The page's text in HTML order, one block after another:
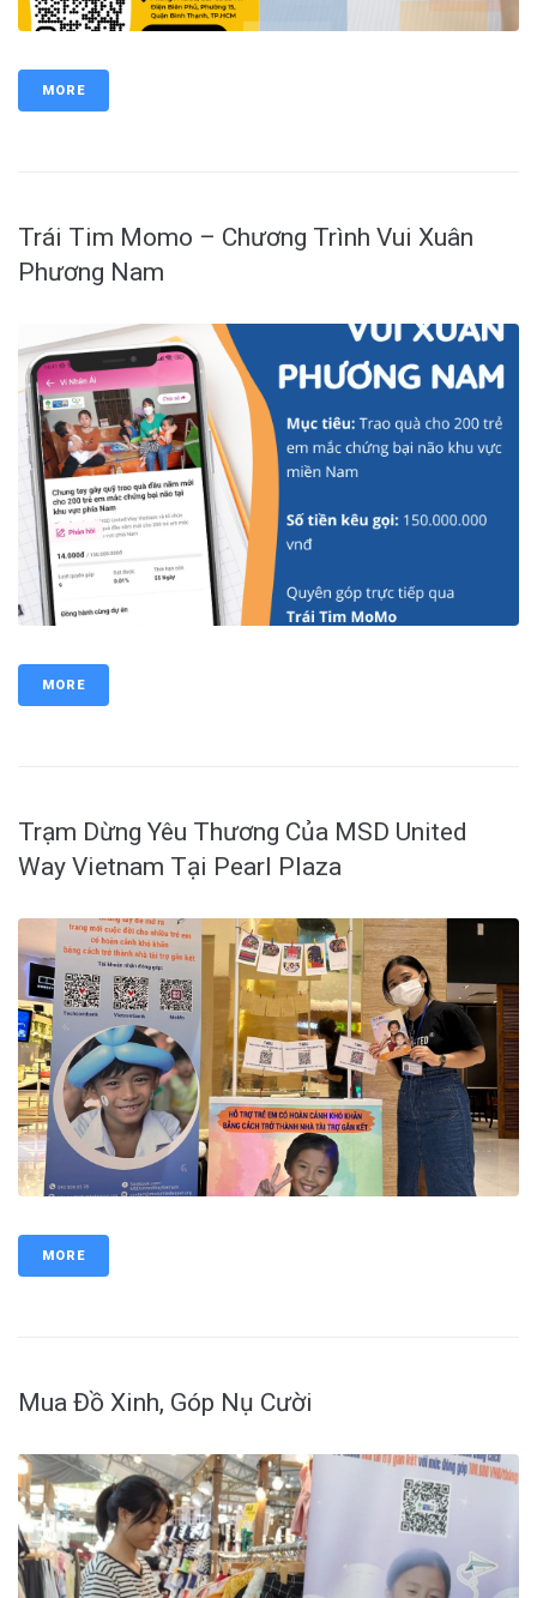
MORE
Trái Tim Momo – Chương Trình Vui Xuân
Phương Nam
MORE
Trạm Dừng Yêu Thương Của MSD United
Way Vietnam Tại Pearl Plaza
MORE
Mua Đồ Xinh, Góp Nụ Cười